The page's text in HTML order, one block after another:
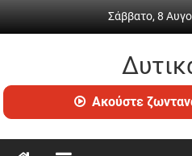
Σάββατο, 8
Ραδιόφωνο
•
ενημέρωση
Ακούστε